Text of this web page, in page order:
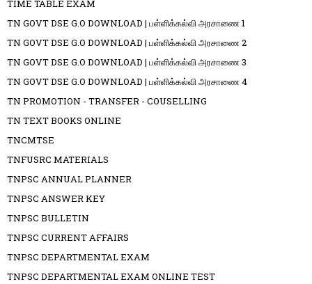
TIME TABLE EXAM
TN GOVT DSE G.O DOWNLOAD | பள்ளிக்கல்வி அரசாணை 1
TN GOVT DSE G.O DOWNLOAD | பள்ளிக்கல்வி அரசாணை 2
TN GOVT DSE G.O DOWNLOAD | பள்ளிக்கல்வி அரசாணை 3
TN GOVT DSE G.O DOWNLOAD | பள்ளிக்கல்வி அரசாணை 4
TN PROMOTION - TRANSFER - COUSELLING
TN TEXT BOOKS ONLINE
TNCMTSE
TNFUSRC MATERIALS
TNPSC ANNUAL PLANNER
TNPSC ANSWER KEY
TNPSC BULLETIN
TNPSC CURRENT AFFAIRS
TNPSC DEPARTMENTAL EXAM
TNPSC DEPARTMENTAL EXAM ONLINE TEST